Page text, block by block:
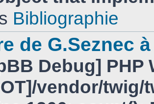
Bibliographie
de G.Seznec
Debug] PHP
vendor/